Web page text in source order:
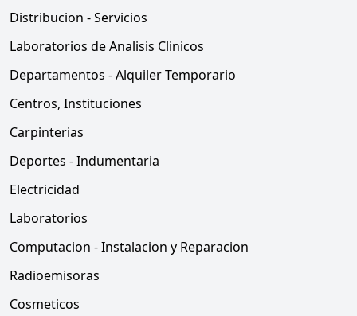
Distribucion - Servicios
Laboratorios de Analisis Clinicos
Departamentos - Alquiler Temporario
Centros, Instituciones
Carpinterias
Deportes - Indumentaria
Electricidad
Laboratorios
Computacion - Instalacion y Reparacion
Radioemisoras
Cosmeticos